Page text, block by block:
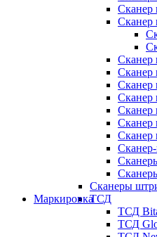
Сканер
Сканер
Сканер
Сканер
Сканер
Сканер
Сканер
Сканер
Сканер
Сканеры
ТСД
ТСД
ТСД
Маркировка